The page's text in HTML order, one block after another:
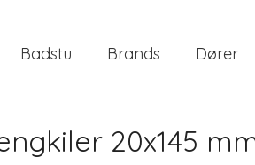
Badstu Brands Dører
20x145